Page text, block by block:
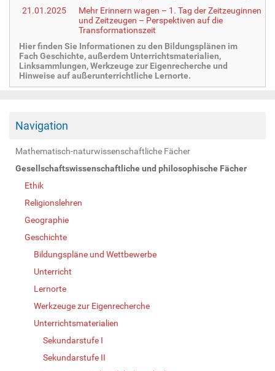
21.01.2025
Mehr Erinnern wagen – 1. Tag der Zeitzeuginnen
und Zeitzeugen – Perspektiven auf die
Transformationszeit
Hier finden Sie Informationen zu den Bildungsplänen im
Fach Geschichte, außerdem Unterrichtsmaterialien,
Linksammlungen, Werkzeuge zur Eigenrecherche und
Hinweise auf außerunterrichtliche Lernorte.
Navigation
Mathematisch-naturwissenschaftliche Fächer
Gesellschaftswissenschaftliche und philosophische Fächer
Ethik
Religionslehren
Geographie
Geschichte
Bildungspläne und Wettbewerbe
Unterricht
Lernorte
Werkzeuge zur Eigenrecherche
Unterrichtsmaterialien
Sekundarstufe I
Sekundarstufe II